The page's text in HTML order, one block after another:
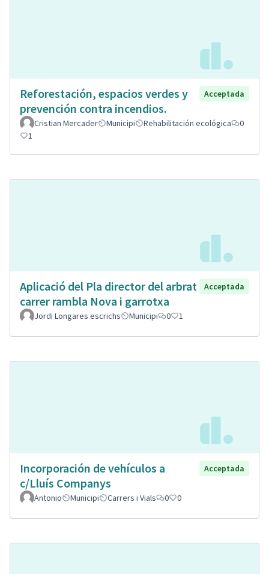
Reforestación, espacios verdes y
prevención contra incendios.
Acceptada
Cristian Mercader Municipi Rehabilitación ecológica
0
1
Aplicació del Pla director del arbrat
carrer rambla Nova i garrotxa
Acceptada
Jordi Longares escrichs Municipi 0 1
Incorporación de vehículos a
c/Lluís Companys
Acceptada
Antonio Municipi Carrers i Vials 0 0